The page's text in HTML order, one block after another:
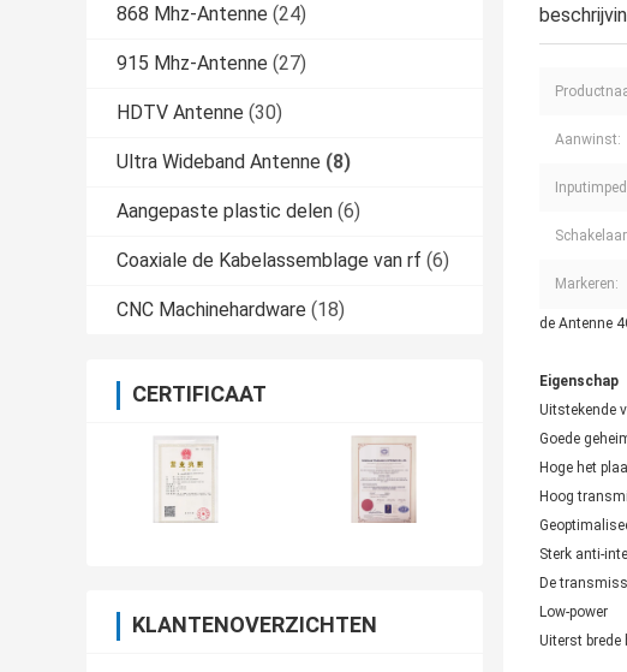
868 Mhz-Antenne (24)
915 Mhz-Antenne (27)
HDTV Antenne (30)
Ultra Wideband Antenne (8)
Aangepaste plastic delen (6)
Coaxiale de Kabelassemblage van rf (6)
CNC Machinehardware (18)
CERTIFICAAT
KLANTENOVERZICHTEN
Aanwinst:
Markeren:
de Antenne
Eigenschap
Uitstekende
Goede
Hoge het
Hoog
Sterk anti-
De
Low-power
Uiterst brede